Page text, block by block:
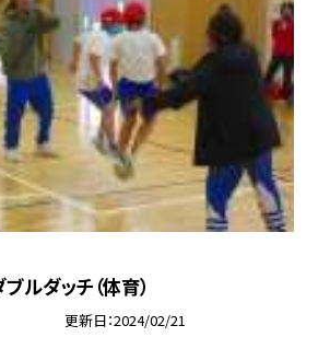
ルダッチ（体育）
更新日 2024/02/21